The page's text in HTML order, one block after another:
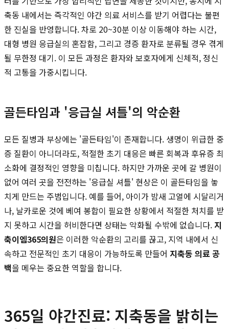
축동 내에서는 즉각적인 야간 의료 서비스를 받기 어렵다는 불편
한 진실을 반영합니다. 차로 20~30분 이상 이동해야 하는 시간,
대형 병원 응급실의 혼잡함, 그리고 경증 환자로 분류될 경우 겪게
될 무한정 대기. 이 모든 과정은 환자와 보호자에게 신체적, 정신
적 고통을 가중시킵니다.
골든타임과 '응급실 셔틀'의 악순환
모든 질병과 부상에는 '골든타임'이 존재합니다. 생명이 위급한 중
증 질환이 아니더라도, 적절한 초기 대응은 빠른 회복과 후유증 최
소화에 결정적인 영향을 미칩니다. 하지만 가까운 곳에 갈 병원이
없어 여러 곳을 전전하는 '응급실 셔틀' 현상은 이 골든타임을 놓
치게 만드는 주범입니다. 예를 들어, 아이가 밤새 고열에 시달리거
나, 날카로운 것에 베여 봉합이 필요한 상황에서 적절한 처치를 받
지 못하고 시간을 허비한다면 상태는 악화될 수밖에 없습니다. 지
축이엠365의원은 이러한 악순환의 고리를 끊고, 지역 내에서 신
속하고 전문적인 초기 대응이 가능하도록 만들어 지축동 의료 공
백을 메우는 중요한 역할을 합니다.
365일 야간진료: 지축동을 밝히는